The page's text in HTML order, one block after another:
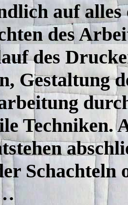
auf alles
des
des
Gestaltung
Techniken.
Schachteln